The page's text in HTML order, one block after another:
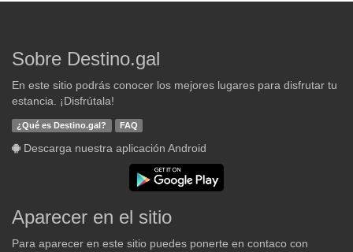
Sobre Destino.gal
En este sitio podrás conocer los mejores lugares para disfrutar tu
estancia. ¡Disfrútala!
¿Qué es Destino.gal? FAQ
Descarga nuestra aplicación Android
Aparecer en el sitio
Para aparecer en este sitio puedes ponerte en contaco con